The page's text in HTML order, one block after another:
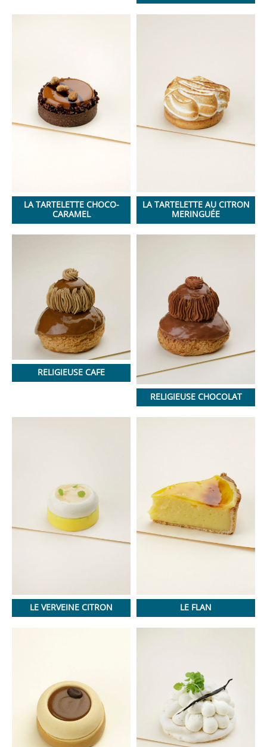
LA TARTELETTE CHOCO-
CARAMEL
LA TARTELETTE AU CITRON
MERINGUÉE
RELIGIEUSE CAFE
RELIGIEUSE CHOCOLAT
LE VERVEINE CITRON LE FLAN